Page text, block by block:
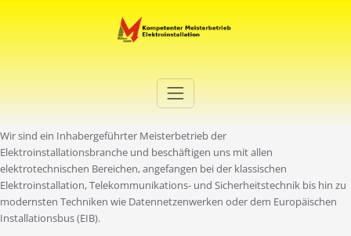
Elektro Martini
Wir sind ein Inhabergeführter Meisterbetrieb der
Elektroinstallationsbranche und beschäftigen uns mit allen
elektrotechnischen Bereichen, angefangen bei der klassischen
Elektroinstallation, Telekommunikations- und Sicherheitstechnik bis hin zu
modernsten Techniken wie Datennetzenwerken oder dem Europäischen
Installationsbus (EIB).